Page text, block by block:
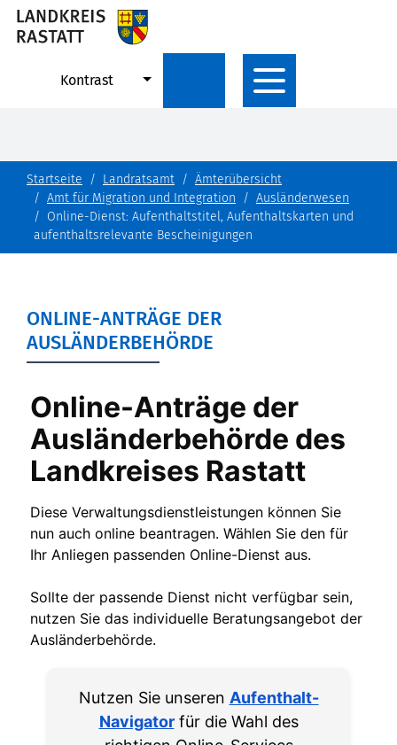
Kontrast
Startseite Landratsamt
Ämterübersicht
Amt für Migration und Integration
Ausländerwesen
Online-Dienst: Aufenthaltstitel, Aufenthaltskarten und
aufenthaltsrelevante Bescheinigungen
ONLINE-ANTRÄGE DER
AUSLÄNDERBEHÖRDE